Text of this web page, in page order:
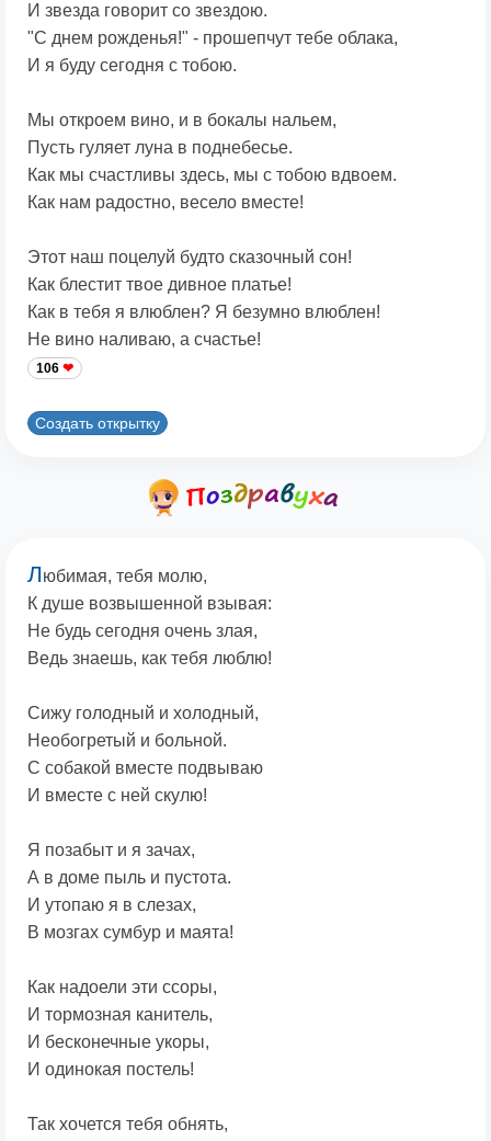
И звезда говорит со звездою.
"С днем рожденья!" - прошепчут тебе облака,
И я буду сегодня с тобою.
Мы откроем вино, и в бокалы нальем,
Пусть гуляет луна в поднебесье.
Как мы счастливы здесь, мы с тобою вдвоем.
Как нам радостно, весело вместе!
Этот наш поцелуй будто сказочный сон!
Как блестит твое дивное платье!
Как в тебя я влюблен? Я безумно влюблен!
Не вино наливаю, а счастье!
106
Создать открытку
Любимая, тебя молю,
К душе возвышенной взывая:
Не будь сегодня очень злая,
Ведь знаешь, как тебя люблю!
Сижу голодный и холодный,
Необогретый и больной.
С собакой вместе подвываю
И вместе с ней скулю!
Я позабыт и я зачах,
А в доме пыль и пустота.
И утопаю я в слезах,
В мозгах сумбур и маята!
Как надоели эти ссоры,
И тормозная канитель,
И бесконечные укоры,
И одинокая постель!
Так хочется тебя обнять,